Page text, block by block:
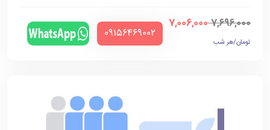
7,696,000
7,006,000
تومان/هر شب
‪09156469002‬